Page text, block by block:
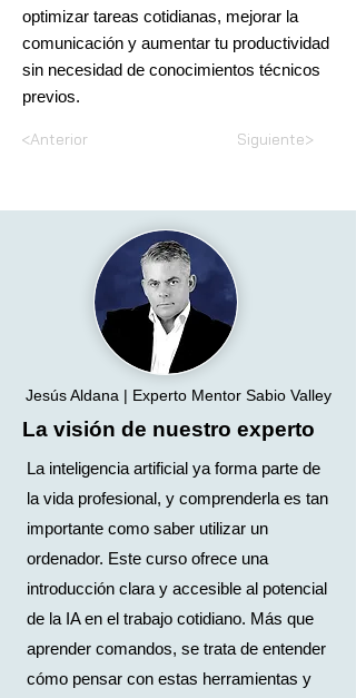
optimizar tareas cotidianas, mejorar la
comunicación y aumentar tu productividad
sin necesidad de conocimientos técnicos
previos.
<Anterior Siguiente>
Jesús Aldana | Experto Mentor Sabio Valley
La visión de nuestro experto
La inteligencia artificial ya forma parte de
la vida profesional, y comprenderla es tan
importante como saber utilizar un
ordenador. Este curso ofrece una
introducción clara y accesible al potencial
de la IA en el trabajo cotidiano. Más que
aprender comandos, se trata de entender
cómo pensar con estas herramientas y